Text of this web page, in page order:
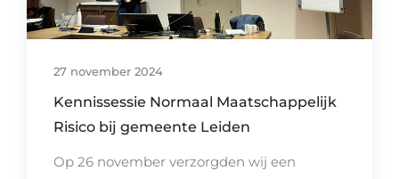
27 november 2024
Kennissessie Normaal Maatschappelijk
Risico bij gemeente Leiden
Op 26 november verzorgden wij een